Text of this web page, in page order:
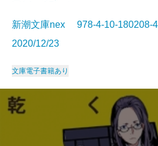
新潮文庫nex 978-4-10-
2020/12/23
文庫電子書籍あり